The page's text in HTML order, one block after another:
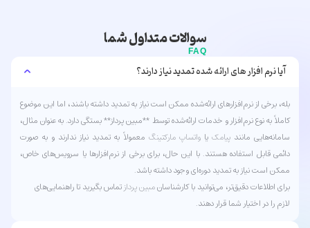
سوالات متداول شما
FAQ
آیا نرم افزار های ارائه شده تمدید نیاز دارند؟
بله، برخی از نرم‌افزارهای ارائه‌شده ممکن است نیاز به تمدید داشته باشند، اما این موضوع
کاملاً به نوع نرم‌افزار و خدمات ارائه‌شده توسط **مبین پرداز** بستگی دارد. به عنوان مثال،
سامانه‌هایی مانندپیامک یاواتساپ مارکتینگ معمولاً به تمدید نیاز ندارند و به صورت
دائمی قابل استفاده هستند. با این حال، برای برخی از نرم‌افزارها یا سرویس‌های خاص،
ممکن است نیاز به تمدید دوره‌ای وجود داشته باشد.
برای اطلاعات دقیق‌تر، می‌توانید با کارشناسانمبین پردازتماس بگیرید تا راهنمایی‌های
لازم را در اختیار شما قرار دهند.